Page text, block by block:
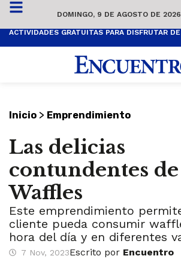
DOMINGO, 9 DE AGOSTO DE 2026
Inicio > Emprendimiento
Las delicias
contundentes
Waffles
Este emprendimiento
cliente pueda consumir
hora del día y en diferentes
7 Nov, 2023Escrito por Encuentro